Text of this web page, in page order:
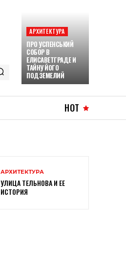
АРХИТЕКТУРА
ПРО УСПЕНСЬКИЙ
СОБОР В
ЕЛИСАВЕТГРАДЕ И
ТАЙНУ ЙОГО
ПОДЗЕМЕЛИЙ
HOT
АРХИТЕКТУРА
УЛИЦА ТЕЛЬНОВА И ЕЕ
ИСТОРИЯ